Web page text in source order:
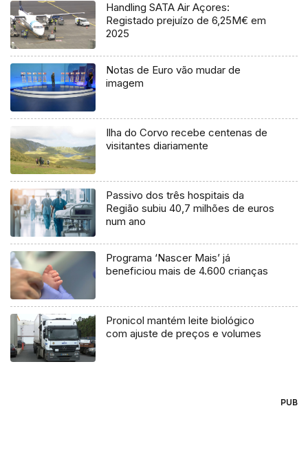
Handling SATA Air Açores:
Registado prejuízo de 6,25M€ em
2025
Notas de Euro vão mudar de
imagem
Ilha do Corvo recebe centenas de
visitantes diariamente
Passivo dos três hospitais da
Região subiu 40,7 milhões de euros
num ano
Programa ‘Nascer Mais’ já
beneficiou mais de 4.600 crianças
Pronicol mantém leite biológico
com ajuste de preços e volumes
PUB